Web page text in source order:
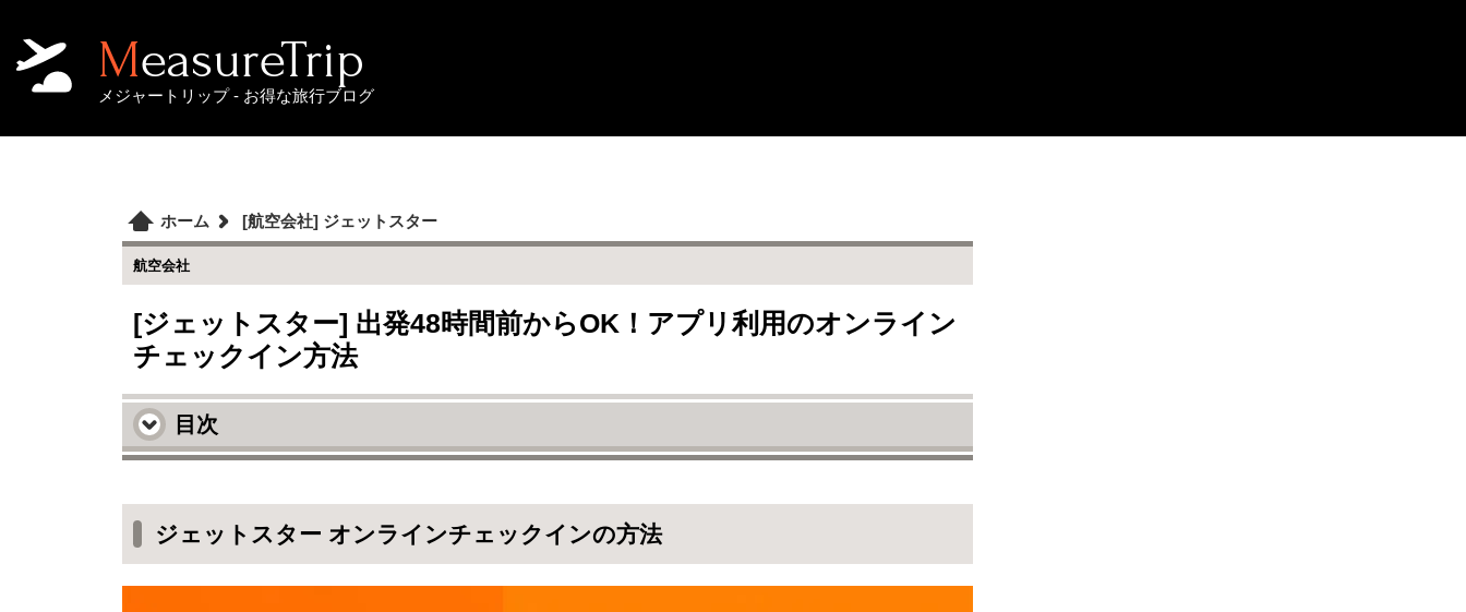
MeasureTrip
メジャートリップ - お得な旅行ブログ
ホーム [航空会社] ジェットスター
航空会社
[ジェットスター] 出発48時間前からOK！アプリ利用のオンライン
チェックイン方法
目次
オンラインチェックインが利用できる時間帯
ジェットスター オンラインチェックイン方法
ジェットスター オンラインチェックインの方法